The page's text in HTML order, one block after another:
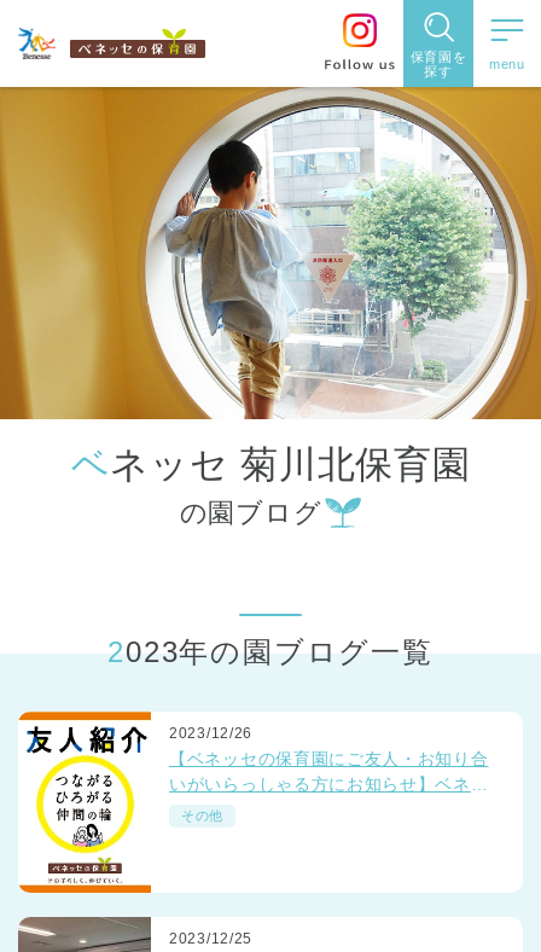
保育園を
探す
保育園を探す
住所・駅
名から探
す
都道府県
から探す
ベネッセ 菊川北保育園
の園ブログ
2023年の園ブログ一覧
2023/12/26
【ベネッセの保育園にご友人・お知り合
いがいらっしゃる方にお知らせ】ベネッ
セの保育園でいっしょに働きませんか？
その他
2023/12/25